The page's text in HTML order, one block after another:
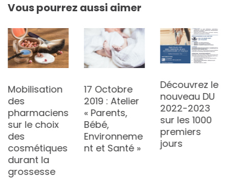
Vous pourrez aussi aimer
Mobilisation
des
pharmaciens
sur le choix
des
cosmétiques
durant la
grossesse
17 Octobre
2019 : Atelier
« Parents,
Bébé,
Environneme
nt et Santé »
Découvrez le
nouveau DU
2022-2023
sur les 1000
premiers
jours